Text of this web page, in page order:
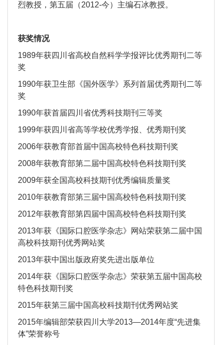
烈教授，第五届（2012-今）主编石冰教授。
获奖情况
1989年获四川省高校自然科学学报评比优秀期刊二等
奖
1990年获卫生部《国外医学》系列首届优秀期刊二等
奖
1990年获首届四川省优秀科技期刊三等奖
1999年获四川省高等学校优秀学报、优秀期刊奖
2006年获教育部首届中国高校特色科技期刊奖
2008年获教育部第二届中国高校特色科技期刊奖
2009年获全国高校科技期刊优秀编辑质量奖
2010年获教育部第三届中国高校特色科技期刊奖
2012年获教育部第四届中国高校特色科技期刊奖
2013年获《国际口腔医学杂志》网站荣获第二届中国
高校科技期刊优秀网站奖
2013年获中国出版政府奖先进出版单位
2014年获《国际口腔医学杂志》荣获第五届中国高校
特色科技期刊奖
2015年获第三届中国高校科技期刊优秀网站奖
2015年编辑部荣获四川大学2013—2014年度“先进集
体”荣誉称号